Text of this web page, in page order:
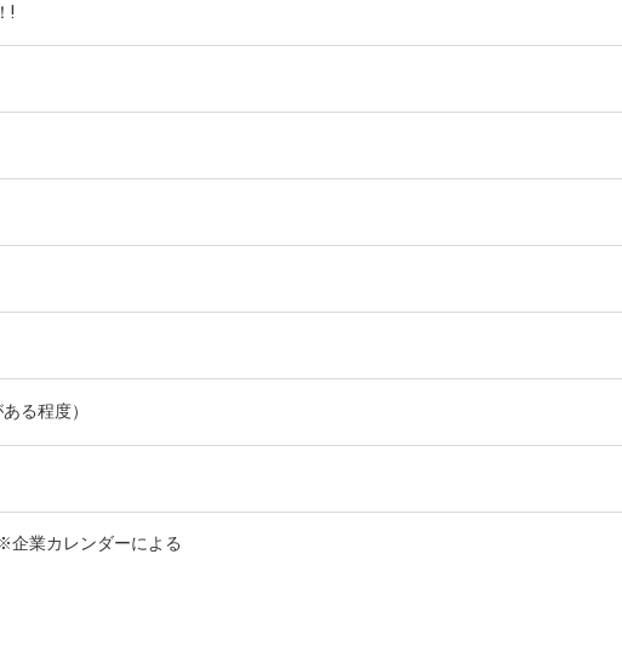
!
る程度）
業カレンダーによる